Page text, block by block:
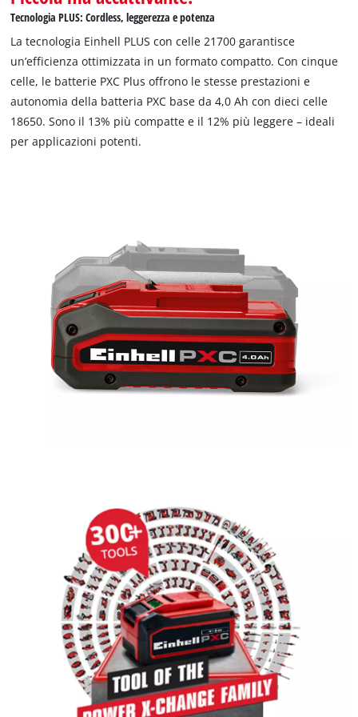
Tecnologia PLUS: Cordless, leggerezza e potenza
La tecnologia Einhell PLUS con celle 21700 garantisce
un’efficienza ottimizzata in un formato compatto. Con cinque
celle, le batterie PXC Plus offrono le stesse prestazioni e
autonomia della batteria PXC base da 4,0 Ah con dieci celle
18650. Sono il 13% più compatte e il 12% più leggere – ideali
per applicazioni potenti.